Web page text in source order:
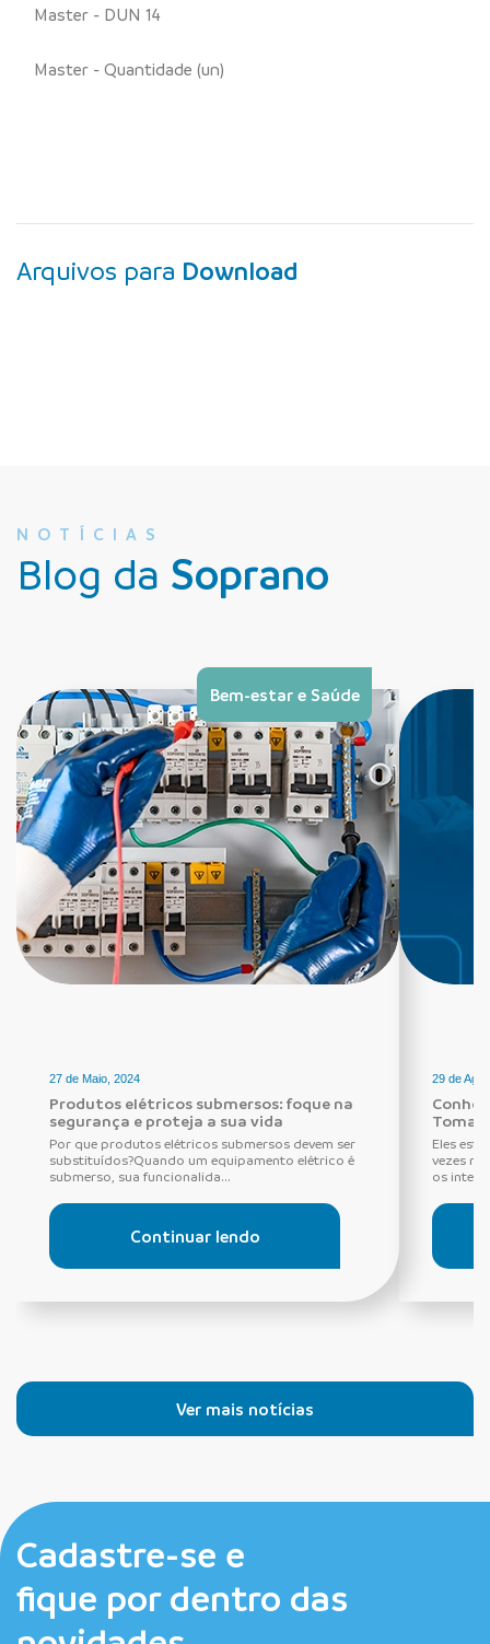
Master - DUN 14
Master - Quantidade (un)
Arquivos para Download
NOTÍCIAS
Blog da Soprano
Bem-estar e Saúde
27 de Maio, 2024
Produtos elétricos submersos: foque na
segurança e proteja a sua vida
Por que produtos elétricos submersos devem ser
substituídos?Quando um equipamento elétrico é
submerso, sua funcionalida...
Continuar lendo
29 de
Eles
vezes
os
Ver mais notícias
Cadastre-se e
fique por dentro das